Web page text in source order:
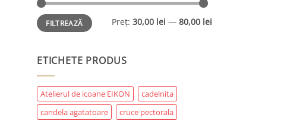
Preț
minim
Preț
maxim
FILTREAZĂ Preț: 30,00 lei — 80,00 lei
ETICHETE PRODUS
Atelierul de icoane EIKON
cadelnita
candela agatatoare
cruce pectorala